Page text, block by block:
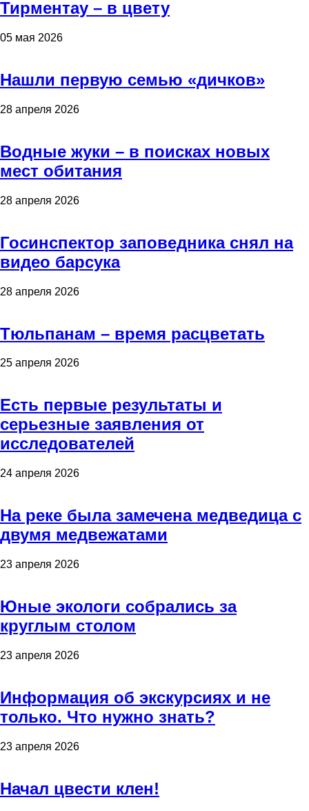
Тирментау – в цвету
05 мая 2026
Нашли первую семью «дичков»
28 апреля 2026
Водные жуки – в поисках новых
мест обитания
28 апреля 2026
Госинспектор заповедника снял на
видео барсука
28 апреля 2026
Тюльпанам – время расцветать
25 апреля 2026
Есть первые результаты и
серьезные заявления от
исследователей
24 апреля 2026
На реке была замечена медведица с
двумя медвежатами
23 апреля 2026
Юные экологи собрались за
круглым столом
23 апреля 2026
Информация об экскурсиях и не
только. Что нужно знать?
23 апреля 2026
Начал цвести клен!